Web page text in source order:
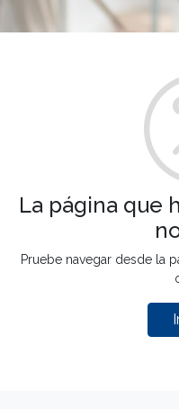
La página que
Pruebe navegar desde la